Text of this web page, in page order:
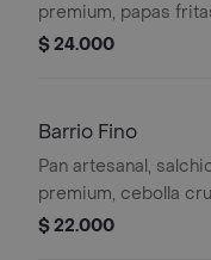
premium, papas
kétchup, mostaza,
tártara. el más
sabe quién manda!
$ 24.000
Barrio Fino
Pan artesanal,
premium, cebolla
agridulces, queso
$ 22.000